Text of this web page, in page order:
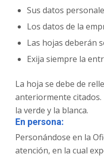
Sus datos
Los datos de la
Las hojas deberán
Exija siempre la
La hoja se debe de
anteriormente citados.
la verde y la blanca.
En persona:
Personándose en la
atención, en la cual